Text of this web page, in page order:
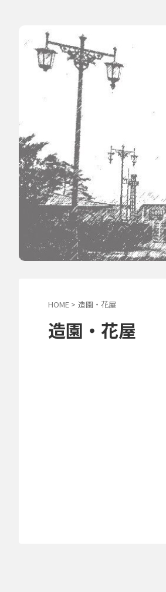
HOME > 造園・花屋
造園・花屋